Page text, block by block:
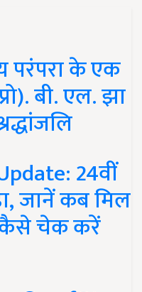
परंपरा के एक
बी. एल. झा
24वीं
जानें कब मिल
कैसे चेक करें